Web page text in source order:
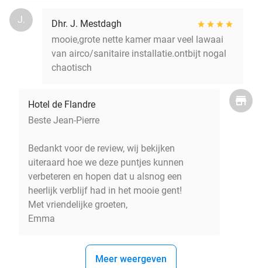
J.
Dhr. J. Mestdagh
mooie,grote nette kamer maar veel lawaai
van airco/sanitaire installatie.ontbijt nogal
chaotisch
Hotel de Flandre
Beste Jean-Pierre
Bedankt voor de review, wij bekijken
uiteraard hoe we deze puntjes kunnen
verbeteren en hopen dat u alsnog een
heerlijk verblijf had in het mooie gent!
Met vriendelijke groeten,
Emma
Meer weergeven